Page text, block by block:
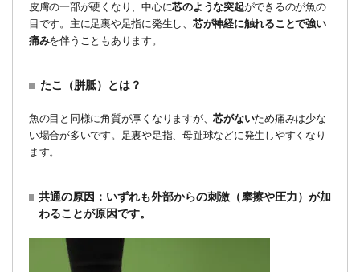
皮膚の一部が硬くなり、中心に芯のような突起ができるのが魚の
目です。主に足裏や足指に発生し、 芯が神経に触れることで強い
痛みを伴うこともあります。
たこ（胼胝）とは？
魚の目と同様に角質が厚くなりますが、芯がないため痛みは少な
い場合が多いです。足裏や足指、母趾球などに発生しやすくなり
ます。
共通の原因：いずれも外部からの刺激（摩擦や圧力）が加
わることが原因です。